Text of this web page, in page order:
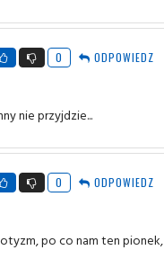
0 ODPOWIEDZ
nie przyjdzie...
0 ODPOWIEDZ
po co nam ten pionek,